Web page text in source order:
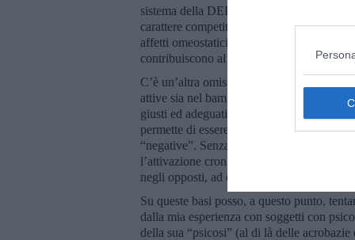
sistema della DEPRESSIONE diventa il
carattere competitivo per acquisire
affetti omeostatici (che comportano la
contribuiscono al riconnettersi al “qui e
C’è un’altra omissione nella visione di
attive sia nel bambino, sia in tutti gli adulti
giusti ed adeguati confini nelle relazioni
permette di essere “influenzati” dalle
“negative”. Senza un giusto confine,
l’attivazione cronica del sistema della
negli opposti, ad esempio della parte
Su queste basi posso, a questo punto,
dalla mia esperienza con soggetti con
della sua “psicosi” (al di là delle